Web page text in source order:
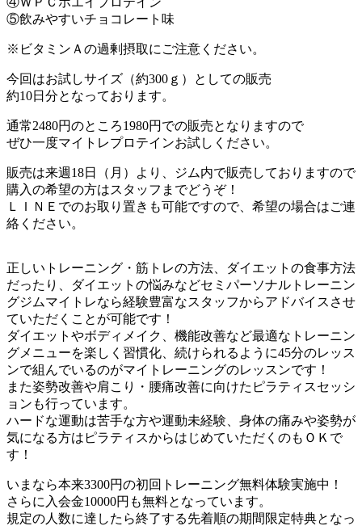
⑤飲みやすいチョコレート味
※ビタミンＡの過剰摂取にご注意ください。
今回はお試しサイズ（約300ｇ）としての販売
約10日分となっております。
通常2480円のところ1980円での販売となりますので
ぜひ一度マイトレプロテインお試しください。
販売は来週18日（月）より、ジム内で販売しておりますので
購入の希望の方はスタッフまでどうぞ！
ＬＩＮＥでのお取り置きも可能ですので、希望の場合はご連
絡ください。
正しいトレーニング・筋トレの方法、ダイエットの食事方法
だったり、ダイエットの悩みなどセミパーソナルトレーニン
グジムマイトレなら経験豊富なスタッフからアドバイスさせ
ていただくことが可能です！
ダイエットやボディメイク、機能改善など最適なトレーニン
グメニューを楽しく習慣化、続けられるように45分のレッス
ンで組んでいるのがマイトレーニングのレッスンです！
また姿勢改善や肩こり・腰痛改善に向けたピラティスセッシ
ョンも行っています。
ハードな運動は苦手な方や運動未経験、身体の痛みや姿勢が
気になる方はピラティスからはじめていただくのもＯＫで
す！
いまなら本来3300円の初回トレーニング無料体験実施中！
さらに入会金10000円も無料となっています。
規定の人数に達したら終了する先着順の期間限定特典となっ